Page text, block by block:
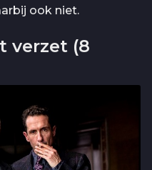
ook niet.
verzet (8